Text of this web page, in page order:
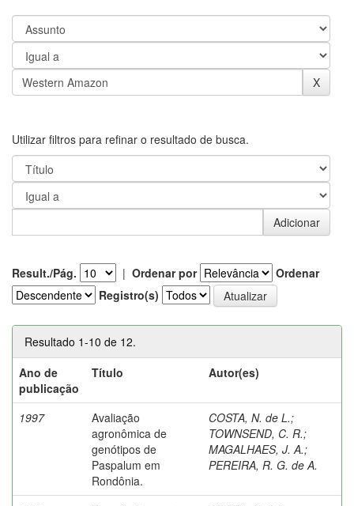
Utilizar filtros para refinar o resultado de busca.
Result./Pág. | Ordenar por
Ordenar
Registro(s)
Resultado 1-10 de 12.
Ano de
publicação
Título Autor(es)
1997
Avaliação
agronômica de
genótipos de
Paspalum em
Rondônia.
COSTA, N. de L.;
TOWNSEND, C. R.;
MAGALHAES, J. A.;
PEREIRA, R. G. de A.